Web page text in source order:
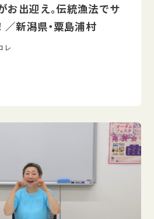
お出迎え。伝統漁法でサ
／新潟県・粟島浦村
レ